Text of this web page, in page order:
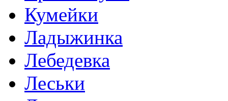
Кумейки
Ладыжинка
Лебедевка
Леськи